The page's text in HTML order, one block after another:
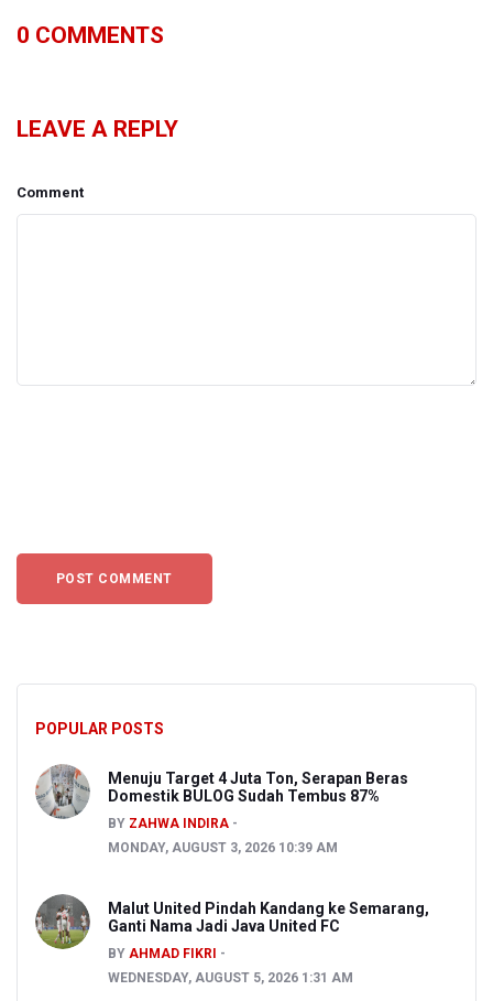
0 COMMENTS
LEAVE A REPLY
Comment
POPULAR POSTS
Menuju Target 4 Juta Ton, Serapan Beras
Domestik BULOG Sudah Tembus 87%
BY ZAHWA INDIRA
MONDAY, AUGUST 3, 2026 10:39 AM
Malut United Pindah Kandang ke Semarang,
Ganti Nama Jadi Java United FC
BY AHMAD FIKRI
WEDNESDAY, AUGUST 5, 2026 1:31 AM